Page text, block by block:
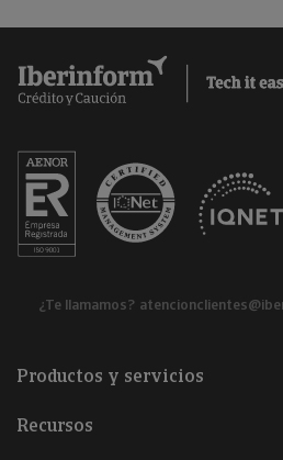
¿Te llamamos?
Productos y servicios
Recursos